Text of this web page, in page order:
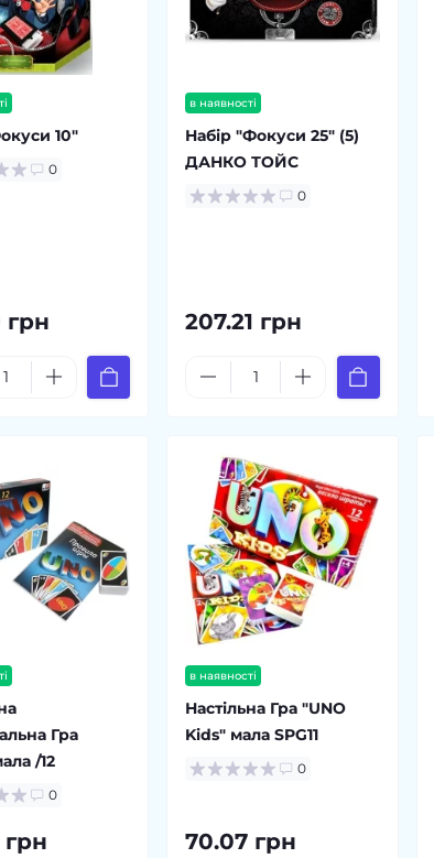
10"
0
грн
в наявності
Набір "Фокуси 25" (5)
ДАНКО ТОЙС
0
207.21 грн
Гра
/12
0
в наявності
Настільна Гра "UNO
Kids" мала SPG11
0
70.07 грн